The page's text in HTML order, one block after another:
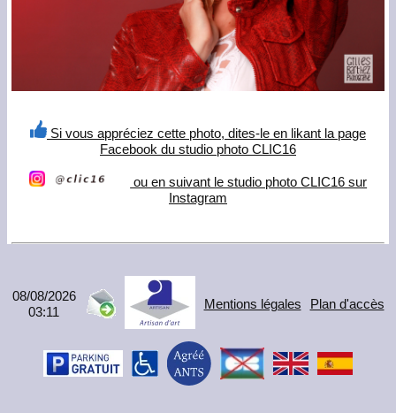
Si vous appréciez cette photo, dites-le en likant la page
Facebook du studio photo CLIC16
ou en suivant le studio photo CLIC16 sur
Instagram
08/08/2026
03:11
Mentions légales Plan d'accès